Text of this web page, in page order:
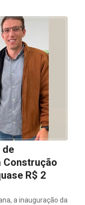
de
Construção
R$ 2
a inauguração da